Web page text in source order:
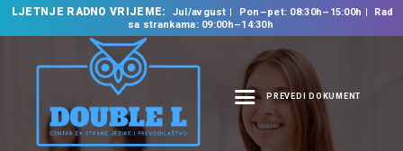
LJETNJE RADNO VRIJEME: Jul/avgust Pon–pet: 08:30h–15:00h
Rad
sa strankama: 09:00h–14:30h
PREVEDI DOKUMENT
NASLOVNA